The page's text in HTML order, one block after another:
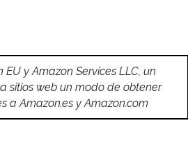
y Amazon Services LLC, un
sitios web un modo de obtener
a Amazon.es y Amazon.com